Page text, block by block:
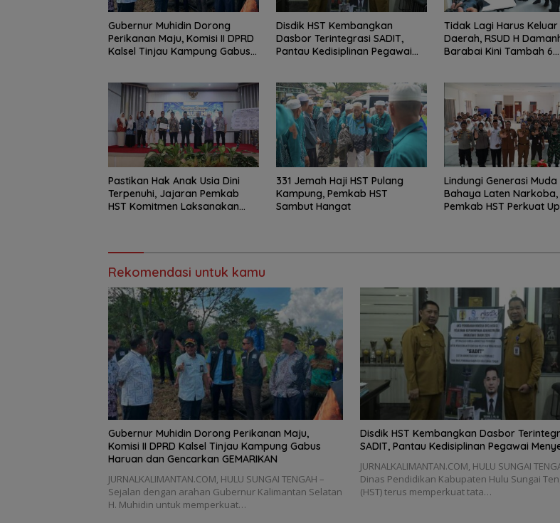
Gubernur Muhidin Dorong
Perikanan Maju, Komisi II DPRD
Kalsel Tinjau Kampung Gabus
Disdik HST Kembangkan
Dasbor Terintegrasi SADIT,
Pantau Kedisiplinan Pegawai
Tidak Lagi Harus Keluar
Daerah, RSUD H
Barabai Kini Tambah 6
Pastikan Hak Anak Usia Dini
Terpenuhi, Jajaran Pemkab
HST Komitmen Laksanakan
331 Jemah Haji HST Pulang
Kampung, Pemkab HST
Sambut Hangat
Lindungi Generasi Muda
Bahaya Laten Narkoba,
Pemkab HST Perkuat
Rekomendasi untuk kamu
Gubernur Muhidin Dorong Perikanan Maju,
Komisi II DPRD Kalsel Tinjau Kampung Gabus
Haruan dan Gencarkan GEMARIKAN
JURNALKALIMANTAN.COM, HULU SUNGAI TENGAH –
Sejalan dengan arahan Gubernur Kalimantan Selatan
H. Muhidin untuk memperkuat…
Disdik HST Kembangkan Dasbor
SADIT, Pantau Kedisiplinan Pegawai
JURNALKALIMANTAN.COM, HULU SUNGAI
Dinas Pendidikan Kabupaten Hulu Sungai
(HST) terus memperkuat tata…